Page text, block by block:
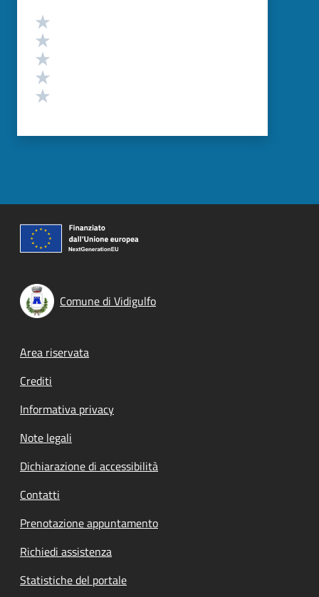
Valutazione
Comune di Vidigulfo
Footer menu
Area riservata
Crediti
Informativa privacy
Note legali
Dichiarazione di accessibilità
Contatti
Prenotazione appuntamento
Richiedi assistenza
Statistiche del portale